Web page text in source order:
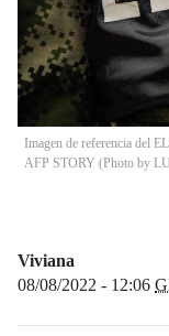
Imagen de referencia del
AFP STORY (Photo by
Viviana
08/08/2022 - 12:06